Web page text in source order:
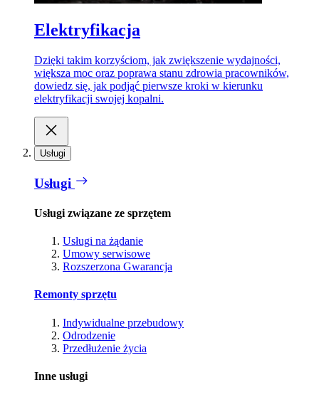
Elektryfikacja
Dzięki takim korzyściom, jak zwiększenie wydajności,
większa moc oraz poprawa stanu zdrowia pracowników,
dowiedz się, jak podjąć pierwsze kroki w kierunku
elektryfikacji swojej kopalni.
Usługi
Usługi
Usługi związane ze sprzętem
Usługi na żądanie
Umowy serwisowe
Rozszerzona Gwarancja
Remonty sprzętu
Indywidualne przebudowy
Odrodzenie
Przedłużenie życia
Inne usługi